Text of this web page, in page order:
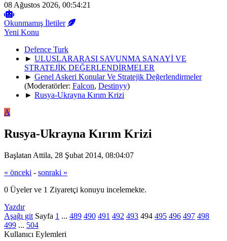
08 Ağustos 2026, 00:54:21
Okunmamış İletiler
Yeni Konu
Defence Turk
► ULUSLARARASI SAVUNMA SANAYİ VE
STRATEJİK DEĞERLENDİRMELER
► Genel Askeri Konular Ve Stratejik Değerlendirmeler
(Moderatörler: Falcon, Destinyy)
► Rusya-Ukrayna Kırım Krizi
A
Rusya-Ukrayna Kırım Krizi
Başlatan Attila, 28 Şubat 2014, 08:04:07
« önceki - sonraki »
0 Üyeler ve 1 Ziyaretçi konuyu incelemekte.
Yazdır
Aşağı git Sayfa 1 ... 489 490 491 492 493 494 495 496 497 498
499 ... 504
Kullanıcı Eylemleri